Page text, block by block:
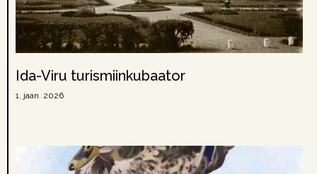
Ida-Viru turismiinkubaator
1. jaan. 2026